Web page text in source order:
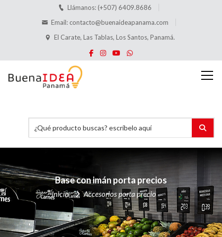
Llámanos: (+507) 6409.8686
Email: contacto@buenaideapanama.com
El Carate, Las Tablas, Los Santos, Panamá.
Base con imán porta precios
Inicio Accesorios porta precio